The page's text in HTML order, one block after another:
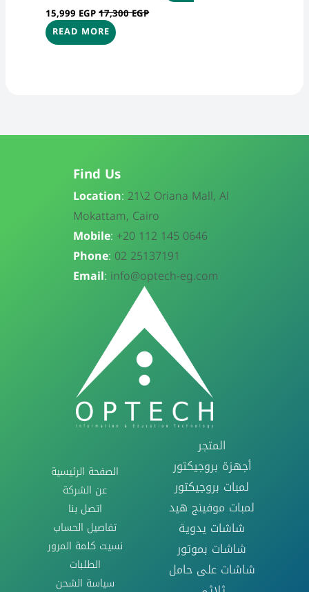
17,300EGP
15,999 EGP
READ MORE
Find Us
Location: 21\2 Oriana Mall, Al
Mokattam, Cairo
Mobile: +20 112 145 0646
Phone: 02 25137191
Email: info@optech-eg.com
الصفحة الرئيسية
عن الشركة
اتصل بنا
تفاصيل الحساب
نسيت كلمة المرور
الطلبات
سياسة الشحن
المتجر
أجهزة بروجيكتور
لمبات بروجيكتور
لمبات موفينج هيد
شاشات يدوية
شاشات بموتور
شاشات على حامل